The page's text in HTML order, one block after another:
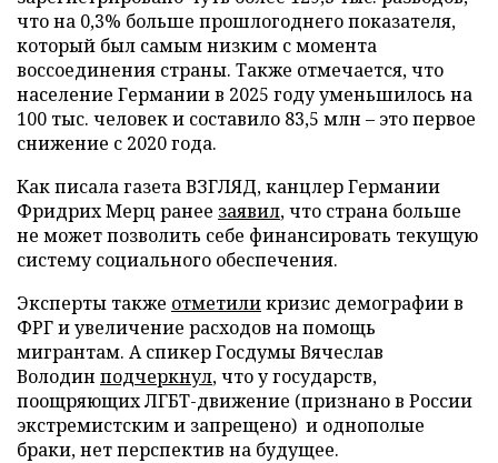
что на 0,3% больше прошлогоднего показателя,
который был самым низким с момента
воссоединения страны. Также отмечается, что
население Германии в 2025 году уменьшилось на
100 тыс. человек и составило 83,5 млн – это первое
снижение с 2020 года.
Как писала газета ВЗГЛЯД, канцлер Германии
Фридрих Мерц ранее заявил, что страна больше
не может позволить себе финансировать текущую
систему социального обеспечения.
Эксперты также отметиликризис демографии в
ФРГ и увеличение расходов на помощь
мигрантам. А спикер Госдумы Вячеслав
Володин подчеркнул, что у государств,
поощряющих ЛГБТ-движение (признано в России
экстремистским и запрещено) и однополые
браки, нет перспектив на будущее.